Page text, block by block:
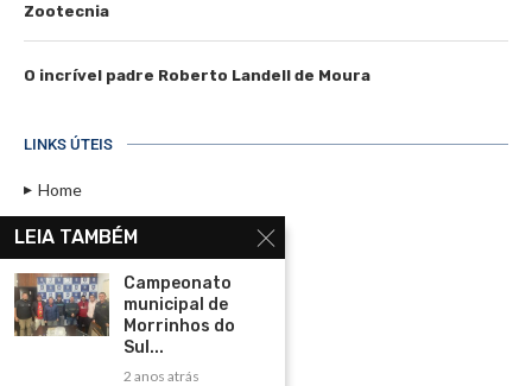
Zootecnia
O incrível padre Roberto Landell de Moura
LINKS ÚTEIS
Home
Assinar
Contato
Política de Privacidade
Rádio Maristela - Ao Vivo
LEIA TAMBÉM
Campeonato
municipal de
Morrinhos do
Sul...
2 anos atrás